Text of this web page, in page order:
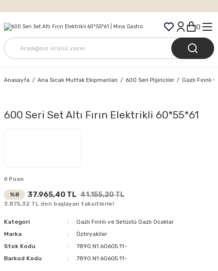
Tüm Siparişlerde Ücretsiz Kargo
Anasayfa Ana Sıcak Mutfak Ekipmanları 600 Seri Pişiriciler Gazlı Fırınlı
600 Seri Set Altı Fırın Elektrikli 60*55*61
0 Puan
%8 37.965,40 TL 41.155,20 TL
3.875,32 TL den başlayan taksitlerle!
Kategori
Gazlı Fırınlı ve Setüstü Gazlı Ocaklar
Marka
Öztiryakiler
Stok Kodu
7890.N1.60605.11-
Barkod Kodu
7890.N1.60605.11-